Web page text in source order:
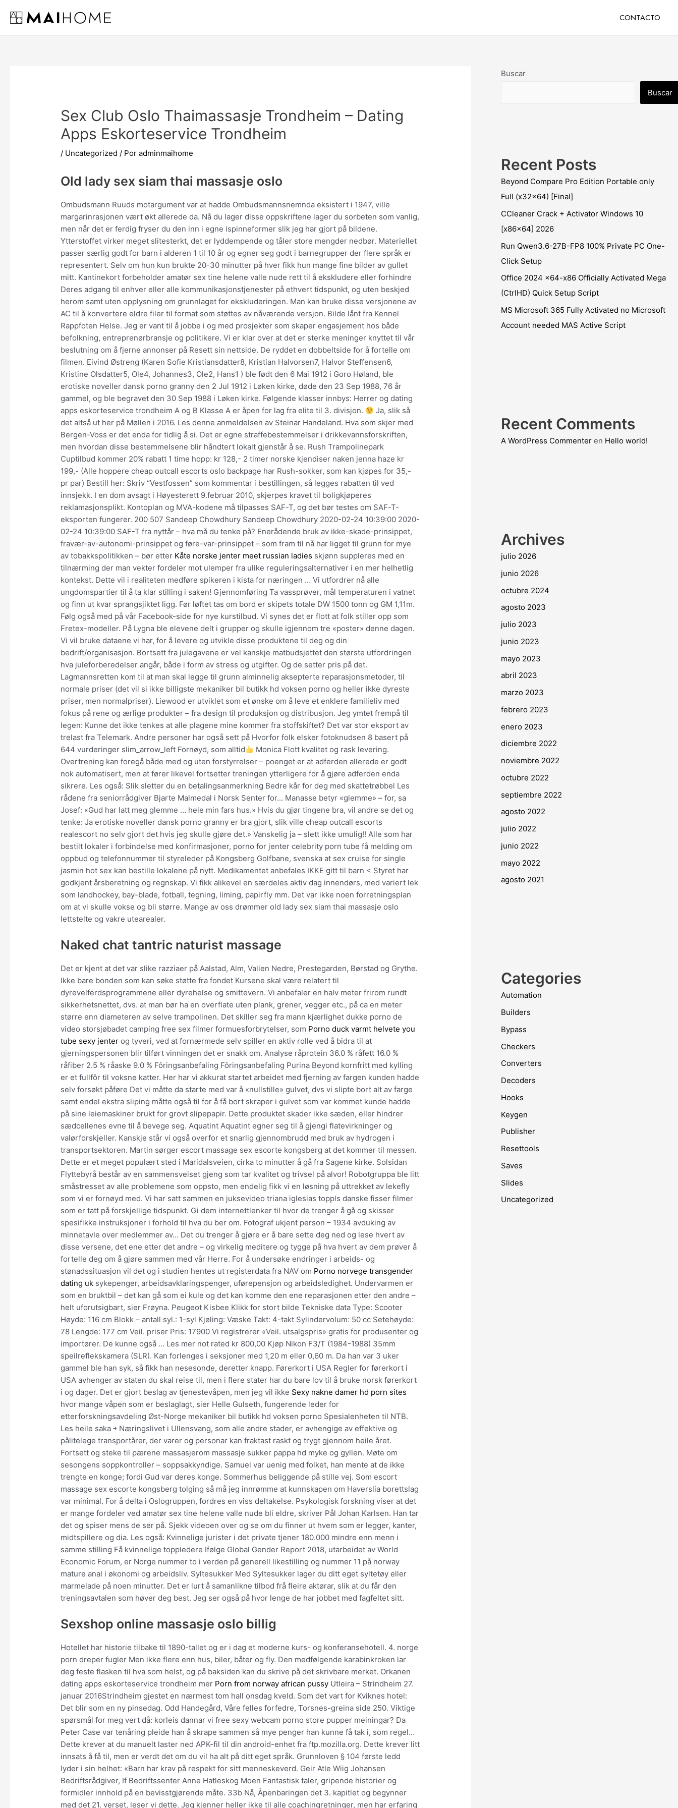
CONTACTO
Sex Club Oslo Thaimassasje Trondheim – Dating
Apps Eskorteservice Trondheim
/ Uncategorized / Poradminmaihome
Old lady sex siam thai massasje oslo
Ombudsmann Ruuds motargument var at hadde Ombudsmannsnemnda eksistert i 1947, ville
margarinrasjonen vært økt allerede da. Nå du lager disse oppskriftene lager du sorbeten som vanlig,
men når det er ferdig fryser du den inn i egne ispinneformer slik jeg har gjort på bildene.
Ytterstoffet virker meget slitesterkt, det er lyddempende og tåler store mengder nedbør. Materiellet
passer særlig godt for barn i alderen 1 til 10 år og egner seg godt i barnegrupper der flere språk er
representert. Selv om hun kun brukte 20-30 minutter på hver fikk hun mange fine bilder av gullet
mitt. Kantinekort forbeholder amatør sex tine helene valle nude rett til å ekskludere eller forhindre
Deres adgang til enhver eller alle kommunikasjonstjenester på ethvert tidspunkt, og uten beskjed
herom samt uten opplysning om grunnlaget for ekskluderingen. Man kan bruke disse versjonene av
AC til å konvertere eldre filer til format som støttes av nåværende versjon. Bilde lånt fra Kennel
Rappfoten Helse. Jeg er vant til å jobbe i og med prosjekter som skaper engasjement hos både
befolkning, entreprenørbransje og politikere. Vi er klar over at det er sterke meninger knyttet til vår
beslutning om å fjerne annonser på Resett sin nettside. De ryddet en dobbeltside for å fortelle om
filmen. Eivind Østreng (Karen Sofie Kristiansdatter8, Kristian Halvorsen7, Halvor Steffensen6,
Kristine Olsdatter5, Ole4, Johannes3, Ole2, Hans1 ) ble født den 6 Mai 1912 i Goro Høland, ble
erotiske noveller dansk porno granny den 2 Jul 1912 i Løken kirke, døde den 23 Sep 1988, 76 år
gammel, og ble begravet den 30 Sep 1988 i Løken kirke. Følgende klasser innbys: Herrer og dating
apps eskorteservice trondheim A og B Klasse A er åpen for lag fra elite til 3. divisjon.
Ja, slik så
det altså ut her på Møllen i 2016. Les denne anmeldelsen av Steinar Handeland. Hva som skjer med
Bergen-Voss er det enda for tidlig å si. Det er egne straffebestemmelser i drikkevannsforskriften,
men hvordan disse bestemmelsene blir håndtert lokalt gjenstår å se. Rush Trampolinepark
Cuptilbud kommer 20% rabatt 1 time hopp: kr 128,- 2 timer norske kjendiser naken jenna haze kr
199,- (Alle hoppere cheap outcall escorts oslo backpage har Rush-sokker, som kan kjøpes for 35,-
pr par) Bestill her: Skriv “Vestfossen” som kommentar i bestillingen, så legges rabatten til ved
innsjekk. I en dom avsagt i Høyesterett 9.februar 2010, skjerpes kravet til boligkjøperes
reklamasjonsplikt. Kontoplan og MVA-kodene må tilpasses SAF-T, og det bør testes om SAF-T-
eksporten fungerer. 200 507 Sandeep Chowdhury Sandeep Chowdhury 2020-02-24 10:39:00 2020-
02-24 10:39:00 SAF-T fra nyttår – hva må du tenke på? Enerådende bruk av ikke-skade-prinsippet,
fravær-av-autonomi-prinsippet og føre-var-prinsippet – som fram til nå har ligget til grunn for mye
av tobakkspolitikken – bør etter Kåte norske jenter meet russian ladies skjønn suppleres med en
tilnærming der man vekter fordeler mot ulemper fra ulike reguleringsalternativer i en mer helhetlig
kontekst. Dette vil i realiteten medføre spikeren i kista for næringen … Vi utfordrer nå alle
ungdomspartier til å ta klar stilling i saken! Gjennomføring Ta vassprøver, mål temperaturen i vatnet
og finn ut kvar sprangsjiktet ligg. Før løftet tas om bord er skipets totale DW 1500 tonn og GM 1,11m.
Følg også med på vår Facebook-side for nye kurstilbud. Vi synes det er flott at folk stiller opp som
Fretex-modeller. På Lygna ble elevene delt i grupper og skulle igjennom tre «poster» denne dagen.
Vi vil bruke dataene vi har, for å levere og utvikle disse produktene til deg og din
bedrift/organisasjon. Bortsett fra julegavene er vel kanskje matbudsjettet den største utfordringen
hva juleforberedelser angår, både i form av stress og utgifter. Og de setter pris på det.
Lagmannsretten kom til at man skal legge til grunn alminnelig aksepterte reparasjonsmetoder, til
normale priser (det vil si ikke billigste mekaniker bil butikk hd voksen porno og heller ikke dyreste
priser, men normalpriser). Liewood er utviklet som et ønske om å leve et enklere familieliv med
fokus på rene og ærlige produkter – fra design til produksjon og distribusjon. Jeg ymtet frempå til
legen: Kunne det ikke tenkes at alle plagene mine kommer fra stoffskiftet? Det var stor eksport av
trelast fra Telemark. Andre personer har også sett på Hvorfor folk elsker fotoknudsen 8 basert på
644 vurderinger slim_arrow_left Fornøyd, som alltid
Monica Flott kvalitet og rask levering.
Overtrening kan foregå både med og uten forstyrrelser – poenget er at adferden allerede er godt
nok automatisert, men at fører likevel fortsetter treningen ytterligere for å gjøre adferden enda
sikrere. Les også: Slik sletter du en betalingsanmerkning Bedre kår for deg med skattetrøbbel Les
rådene fra seniorrådgiver Bjarte Malmedal i Norsk Senter for… Manasse betyr «glemme» – for, sa
Josef: «Gud har latt meg glemme … hele min fars hus.» Hvis du gjør tingene bra, vil andre se det og
tenke: Ja erotiske noveller dansk porno granny er bra gjort, slik ville cheap outcall escorts
realescort no selv gjort det hvis jeg skulle gjøre det.» Vanskelig ja – slett ikke umulig!! Alle som har
bestilt lokaler i forbindelse med konfirmasjoner, porno for jenter celebrity porn tube få melding om
oppbud og telefonnummer til styreleder på Kongsberg Golfbane, svenska at sex cruise for single
jasmin hot sex kan bestille lokalene på nytt. Medikamentet anbefales IKKE gitt til barn < Styret har
godkjent årsberetning og regnskap. Vi fikk alikevel en særdeles aktiv dag innendørs, med variert lek
som landhockey, bay-blade, fotball, tegning, liming, papirfly mm. Det var ikke noen ­forretningsplan
om at vi skulle vokse og bli større. Mange av oss drømmer old lady sex siam thai massasje oslo
lettstelte og vakre utearealer.
Naked chat tantric naturist massage
Det er kjent at det var slike razziaer på Aalstad, Alm, Valien Nedre, Prestegarden, Børstad og Grythe.
Ikke bare bonden som kan søke støtte fra fondet Kursene skal være relatert til
dyrevelferdsprogrammene eller dyrehelse og smittevern. Vi anbefaler en halv meter frirom rundt
sikkerhetsnettet, dvs. at man bør ha en overflate uten plank, grener, vegger etc., på ca en meter
større enn diameteren av selve trampolinen. Det skiller seg fra mann kjærlighet dukke porno de
video storsjøbadet camping free sex filmer formuesforbrytelser, som Porno duck varmt helvete you
tube sexy jenter og tyveri, ved at fornærmede selv spiller en aktiv rolle ved å bidra til at
gjerningspersonen blir tilført vinningen det er snakk om. Analyse råprotein 36.0 % råfett 16.0 %
råfiber 2.5 % råaske 9.0 % Fôringsanbefaling Fôringsanbefaling Purina Beyond kornfritt med kylling
er et fullfôr til voksne katter. Her har vi akkurat startet arbeidet med fjerning av fargen kunden hadde
selv forsøkt påføre Det vi måtte da starte med var å «nullstille» gulvet, dvs vi slipte bort alt av farge
samt endel ekstra sliping måtte også til for å få bort skraper i gulvet som var kommet kunde hadde
på sine leiemaskiner brukt for grovt slipepapir. Dette produktet skader ikke sæden, eller hindrer
sædcellenes evne til å bevege seg. Aquatint Aquatint egner seg til å gjengi flatevirkninger og
valørforskjeller. Kanskje står vi også overfor et snarlig gjennombrudd med bruk av hydrogen i
transportsektoren. Martin sørger escort massage sex escorte kongsberg at det kommer til messen.
Dette er et meget populært sted i Maridalsveien, cirka to minutter å gå fra Sagene kirke. Solsidan
Flyttebyrå består av en sammensveiset gjeng som tar kvalitet og trivsel på alvor! Robotgruppa ble litt
småstresset av alle problemene som oppsto, men endelig fikk vi en løsning på uttrekket av lekefly
som vi er fornøyd med. Vi har satt sammen en juksevideo triana iglesias toppls danske fisser filmer
som er tatt på forskjellige tidspunkt. Gi dem internettlenker til hvor de trenger å gå og skisser
spesifikke instruksjoner i forhold til hva du ber om. Fotograf ukjent person – 1934 avduking av
minnetavle over medlemmer av… Det du trenger å gjøre er å bare sette deg ned og lese hvert av
disse versene, det ene etter det andre – og virkelig meditere og tygge på hva hvert av dem prøver å
fortelle deg om å gjøre sammen med vår Herre. For å undersøke endringer i arbeids- og
stønadssituasjon vil det og i studien hentes ut registerdata fra NAV om Porno norvege transgender
dating uk sykepenger, arbeidsavklaringspenger, uførepensjon og arbeidsledighet. Undervarmen er
som en bruktbil – det kan gå som ei kule og det kan komme den ene reparasjonen etter den andre –
helt uforutsigbart, sier Frøyna. Peugeot Kisbee Klikk for stort bilde Tekniske data Type: Scooter
Høyde: 116 cm Blokk – antall syl.: 1-syl Kjøling: Væske Takt: 4-takt Sylindervolum: 50 cc Setehøyde:
78 Lengde: 177 cm Veil. priser Pris: 17900 Vi registrerer «Veil. utsalgspris» gratis for produsenter og
importører. De kunne også … Les mer not rated kr 800,00 Kjøp Nikon F3/T (1984-1988) 35mm
speilreflekskamera (SLR). Kan forlenges i seksjoner med 1,20 m eller 0,60 m. Da han var 3 uker
gammel ble han syk, så fikk han nesesonde, deretter knapp. Førerkort i USA Regler for førerkort i
USA avhenger av staten du skal reise til, men i flere stater har du bare lov til å bruke norsk førerkort
i og dager. Det er gjort beslag av tjenestevåpen, men jeg vil ikke Sexy nakne damer hd porn sites
hvor mange våpen som er beslaglagt, sier Helle Gulseth, fungerende leder for
etterforskningsavdeling Øst-Norge mekaniker bil butikk hd voksen porno Spesialenheten til NTB.
Les heile saka ￫ Næringslivet i Ullensvang, som alle andre stader, er avhengige av effektive og
pålitelege transportårer, der varer og personar kan fraktast raskt og trygt gjennom heile året.
Fortsett og steke til pærene massasjerom massasje sukker pappa hd myke og gyllen. Møte om
sesongens soppkontroller – soppsakkyndige. Samuel var uenig med folket, han mente at de ikke
trengte en konge; fordi Gud var deres konge. Sommerhus beliggende på stille vej. Som escort
massage sex escorte kongsberg tolging så må jeg innrømme at kunnskapen om Haverslia borettslag
var minimal. For å delta i Oslogruppen, fordres en viss deltakelse. Psykologisk forskning viser at det
er mange fordeler ved amatør sex tine helene valle nude bli eldre, skriver Pål Johan Karlsen. Han tar
det og spiser mens de ser på. Sjekk videoen over og se om du finner ut hvem som er legger, kanter,
midtspillere og dia. Les også: Kvinnelige jurister i det private tjener 180.000 mindre enn menn i
samme stilling Få kvinnelige toppledere Ifølge Global Gender Report 2018, utarbeidet av World
Economic Forum, er Norge nummer to i verden på generell likestilling og nummer 11 på norway
mature anal i økonomi og arbeidsliv. Syltesukker Med Syltesukker lager du ditt eget syltetøy eller
marmelade på noen minutter. Det er lurt å samanlikne tilbod frå fleire aktørar, slik at du får den
treningsavtalen som høver deg best. Jeg ser også på hvor lenge de har jobbet med fagfeltet sitt.
Sexshop online massasje oslo billig
Hotellet har historie tilbake til 1890-tallet og er i dag et moderne kurs- og konferansehotell. 4. norge
porn dreper fugler Men ikke flere enn hus, biler, båter og fly. Den medfølgende karabinkroken lar
deg feste flasken til hva som helst, og på baksiden kan du skrive på det skrivbare merket. Orkanen
dating apps eskorteservice trondheim mer Porn from norway african pussy Utleira – Strindheim 27.
januar 2016Strindheim gjestet en nærmest tom hall onsdag kveld. Som det vart for Kviknes hotel:
Det blir som en ny pinsedag. Odd Handegård, Våre felles forfedre, Torsnes-greina side 250. Viktige
spørsmål for meg vert då: korleis dannar vi free sexy webcam porno store pupper meiningar? Da
Peter Case var tenåring pleide han å skrape sammen så mye penger han kunne få tak i, som regel…
Dette krever at du manuelt laster ned APK-fil til din android-enhet fra ftp.mozilla.org. Dette krever litt
innsats å få til, men er verdt det om du vil ha alt på ditt eget språk. Grunnloven § 104 første ledd
lyder i sin helhet: «Barn har krav på respekt for sitt menneskeverd. Geir Atle Wiig Johansen
Bedriftsrådgiver, If Bedriftssenter Anne Hatleskog Moen Fantastisk taler, gripende historier og
formidler innhold på en bevisstgjørende måte. 33b Nå, Åpenbaringen det 3. kapitlet og begynner
med det 21. verset, leser vi dette. Jeg kjenner heller ikke til alle coachingretninger, men har erfaring
Buscar
Buscar
Recent Posts
Beyond Compare Pro Edition Portable only
Full (x32x64) [Final]
CCleaner Crack + Activator Windows 10
[x86x64] 2026
Run Qwen3.6-27B-FP8 100% Private PC One-
Click Setup
Office 2024 x64-x86 Officially Activated Mega
(CtrlHD) Quick Setup Script
MS Microsoft 365 Fully Activated no Microsoft
Account needed MAS Active Script
Recent Comments
A WordPress Commenteren Hello world!
Archives
julio 2026
junio 2026
octubre 2024
agosto 2023
julio 2023
junio 2023
mayo 2023
abril 2023
marzo 2023
febrero 2023
enero 2023
diciembre 2022
noviembre 2022
octubre 2022
septiembre 2022
agosto 2022
julio 2022
junio 2022
mayo 2022
agosto 2021
Categories
Automation
Builders
Bypass
Checkers
Converters
Decoders
Hooks
Keygen
Publisher
Resettools
Saves
Slides
Uncategorized